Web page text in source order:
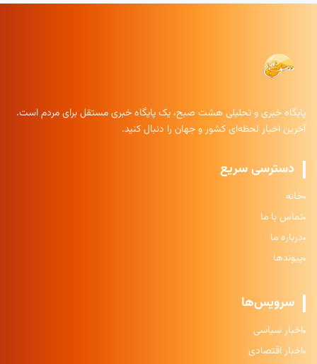
پایگاه خبری و تحلیلی هشت صبح، یک پایگاه خبری مستقل برای مردم است.
آخرین اخبار لحظه‌ای کشور و جهان را دنبال کنید.
دسترسی سریع
خانه
تماس با ما
درباره ما
پیوندها
سرویس‌ها
اخبار سیاسی
اخبار اقتصادی